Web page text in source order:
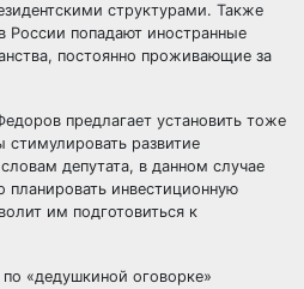
структурами. Также
России попадают иностранные
постоянно проживающие за
предлагает установить тоже
развитие
депутата, в данном случае
планировать инвестиционную
им подготовиться к
по «дедушкиной оговорке»